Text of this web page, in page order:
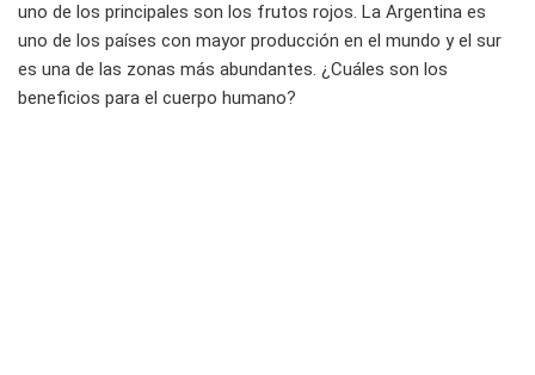
uno de los principales son los frutos rojos. La Argentina es
uno de los países con mayor producción en el mundo y el sur
es una de las zonas más abundantes. ¿Cuáles son los
beneficios para el cuerpo humano?